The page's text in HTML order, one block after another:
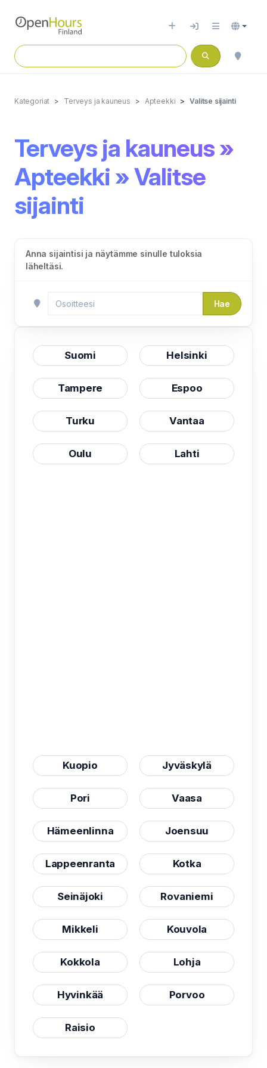
Kategoriat Terveys ja kauneus Apteekki Valitse sijainti
Terveys ja kauneus »
Apteekki » Valitse
sijainti
Anna sijaintisi ja näytämme sinulle tuloksia
läheltäsi.
Hae
Suomi Helsinki
Tampere Espoo
Turku Vantaa
Oulu Lahti
Kuopio Jyväskylä
Pori Vaasa
Hämeenlinna Joensuu
Lappeenranta Kotka
Seinäjoki Rovaniemi
Mikkeli Kouvola
Kokkola Lohja
Hyvinkää Porvoo
Raisio